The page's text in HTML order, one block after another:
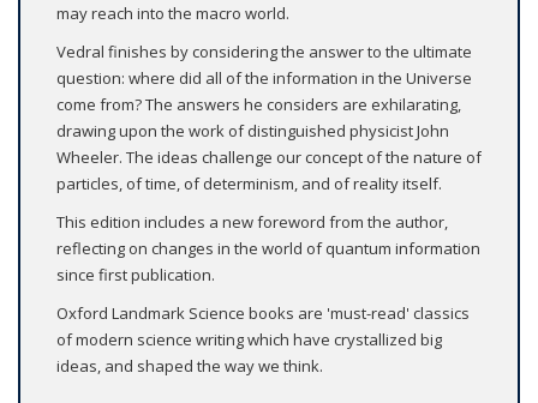
may reach into the macro world.
Vedral finishes by considering the answer to the ultimate
question: where did all of the information in the Universe
come from? The answers he considers are exhilarating,
drawing upon the work of distinguished physicist John
Wheeler. The ideas challenge our concept of the nature of
particles, of time, of determinism, and of reality itself.
This edition includes a new foreword from the author,
reflecting on changes in the world of quantum information
since first publication.
Oxford Landmark Science books are 'must-read' classics
of modern science writing which have crystallized big
ideas, and shaped the way we think.